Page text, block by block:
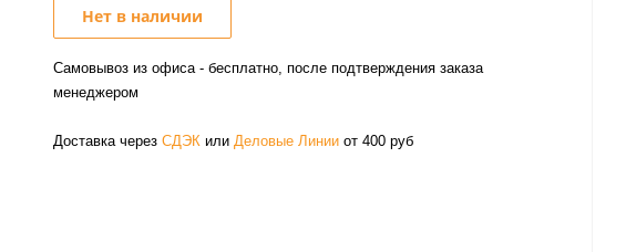
Нет в наличии
Самовывоз из офиса - бесплатно, после подтверждения заказа
менеджером
Доставка через СДЭК или Деловые Линии от 400 руб